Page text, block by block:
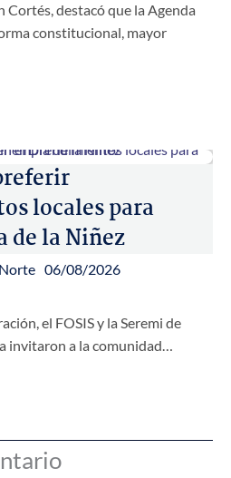
Cortés, destacó que la Agenda
constitucional, mayor
locales para
de la Niñez
06/08/2026
el FOSIS y la Seremi de
invitaron a la comunidad…